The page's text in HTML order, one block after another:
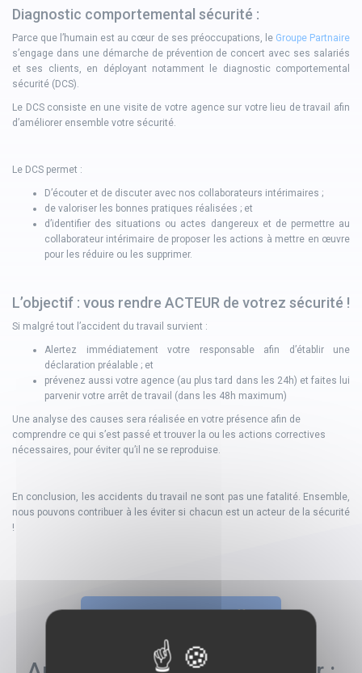
Diagnostic comportemental sécurité :
Parce que l’humain est au cœur de ses préoccupations, le Groupe Partnaire
s’engage dans une démarche de prévention de concert avec ses salariés
et ses clients, en déployant notamment le diagnostic comportemental
sécurité (DCS).
Le DCS consiste en une visite de votre agence sur votre lieu de travail afin
d’améliorer ensemble votre sécurité.
Le DCS permet :
D’écouter et de discuter avec nos collaborateurs intérimaires ;
de valoriser les bonnes pratiques réalisées ; et
d’identifier des situations ou actes dangereux et de permettre au
collaborateur intérimaire de proposer les actions à mettre en œuvre
pour les réduire ou les supprimer.
L’objectif : vous rendre ACTEUR de votrez sécurité !
Si malgré tout l’accident du travail survient :
Alertez immédiatement votre responsable afin d’établir une
déclaration préalable ; et
prévenez aussi votre agence (au plus tard dans les 24h) et faites lui
parvenir votre arrêt de travail (dans les 48h maximum)
Une analyse des causes sera réalisée en votre présence afin de
comprendre ce qui s’est passé et trouver la ou les actions correctives
nécessaires, pour éviter qu’il ne se reproduise.
En conclusion, les accidents du travail ne sont pas une fatalité. Ensemble,
nous pouvons contribuer à les éviter si chacun est un acteur de la sécurité
!
Recherchez une offre